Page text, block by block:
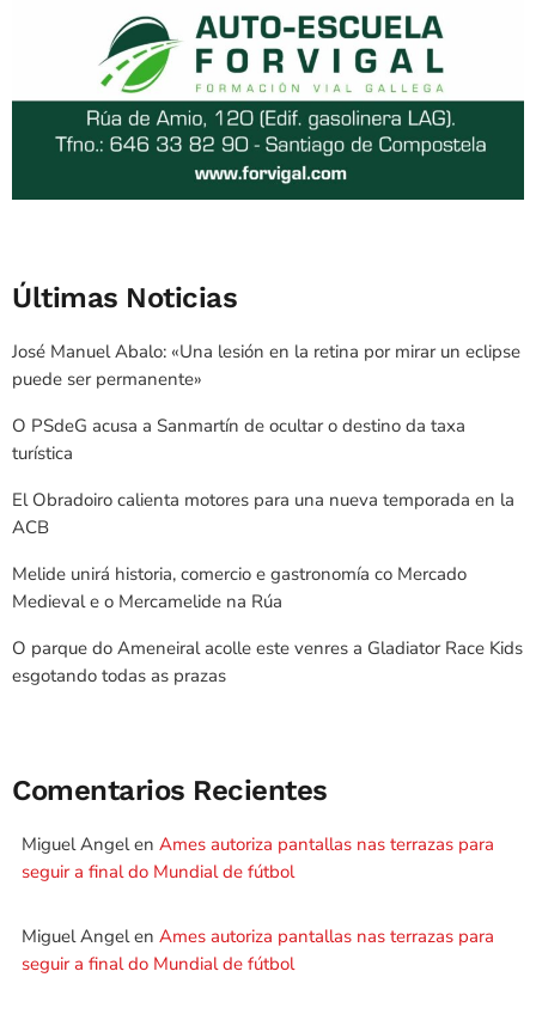
Últimas Noticias
José Manuel Abalo: «Una lesión en la retina por mirar un eclipse
puede ser permanente»
O PSdeG acusa a Sanmartín de ocultar o destino da taxa
turística
El Obradoiro calienta motores para una nueva temporada en la
ACB
Melide unirá historia, comercio e gastronomía co Mercado
Medieval e o Mercamelide na Rúa
O parque do Ameneiral acolle este venres a Gladiator Race Kids
esgotando todas as prazas
Comentarios Recientes
Miguel Angelen Ames autoriza pantallas nas terrazas para
seguir a final do Mundial de fútbol
Miguel Angelen Ames autoriza pantallas nas terrazas para
seguir a final do Mundial de fútbol